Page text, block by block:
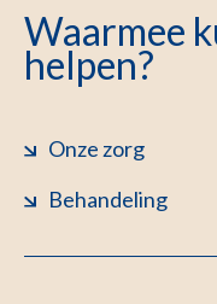
Waarmee
helpen?
Onze zorg
Behandeling